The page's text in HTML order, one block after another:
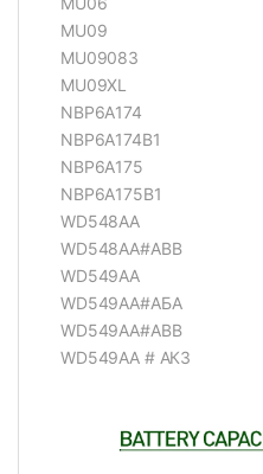
MU09
MU09083
MU09XL
NBP6A174
NBP6A174B1
NBP6A175
NBP6A175B1
WD548AA
WD548AA#ABB
WD549AA
WD549AA#АБА
WD549AA#ABB
WD549AA # АК3